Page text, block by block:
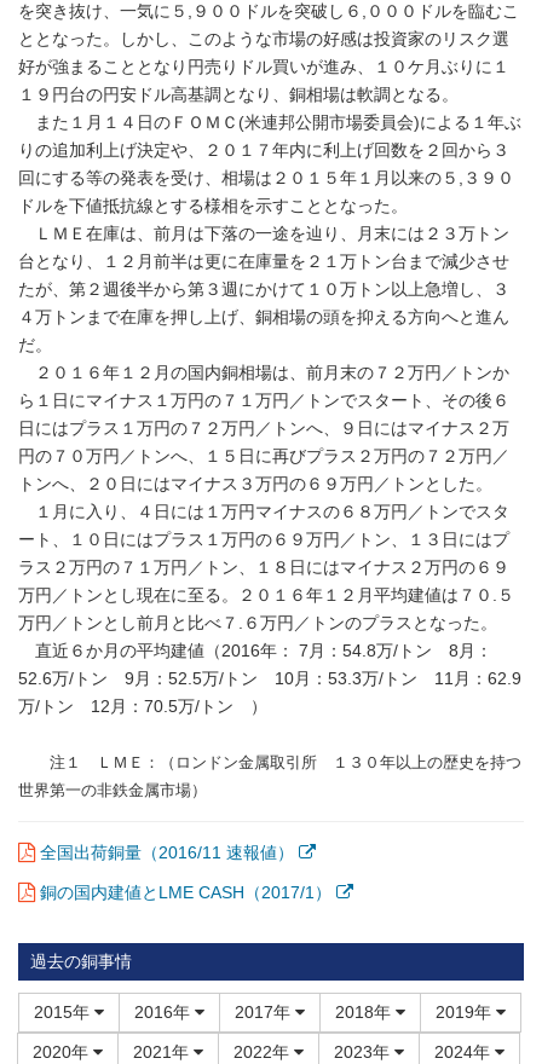
を突き抜け、一気に５,９００ドルを突破し６,０００ドルを臨むこ
ととなった。しかし、このような市場の好感は投資家のリスク選
好が強まることとなり円売りドル買いが進み、１０ケ月ぶりに１
１９円台の円安ドル高基調となり、銅相場は軟調となる。
また１月１４日のＦＯＭＣ(米連邦公開市場委員会)による１年ぶ
りの追加利上げ決定や、２０１７年内に利上げ回数を２回から３
回にする等の発表を受け、相場は２０１５年１月以来の５,３９０
ドルを下値抵抗線とする様相を示すこととなった。
ＬＭＥ在庫は、前月は下落の一途を辿り、月末には２３万トン
台となり、１２月前半は更に在庫量を２１万トン台まで減少させ
たが、第２週後半から第３週にかけて１０万トン以上急増し、３
４万トンまで在庫を押し上げ、銅相場の頭を抑える方向へと進ん
だ。
２０１６年１２月の国内銅相場は、前月末の７２万円／トンか
ら１日にマイナス１万円の７１万円／トンでスタート、その後６
日にはプラス１万円の７２万円／トンへ、９日にはマイナス２万
円の７０万円／トンへ、１５日に再びプラス２万円の７２万円／
トンへ、２０日にはマイナス３万円の６９万円／トンとした。
１月に入り、４日には１万円マイナスの６８万円／トンでスタ
ート、１０日にはプラス１万円の６９万円／トン、１３日にはプ
ラス２万円の７１万円／トン、１８日にはマイナス２万円の６９
万円／トンとし現在に至る。２０１６年１２月平均建値は７０.５
万円／トンとし前月と比べ７.６万円／トンのプラスとなった。
直近６か月の平均建値（2016年： 7月：54.8万/トン 8月：
52.6万/トン 9月：52.5万/トン 10月：53.3万/トン 11月：62.9
万/トン 12月：70.5万/トン ）
注１ ＬＭＥ：（ロンドン金属取引所 １３０年以上の歴史を持つ
世界第一の非鉄金属市場）
全国出荷銅量（2016/11 速報値）
銅の国内建値とLME CASH（2017/1）
過去の銅事情
2015年 2016年 2017年 2018年 2019年
2020年 2021年 2022年 2023年 2024年